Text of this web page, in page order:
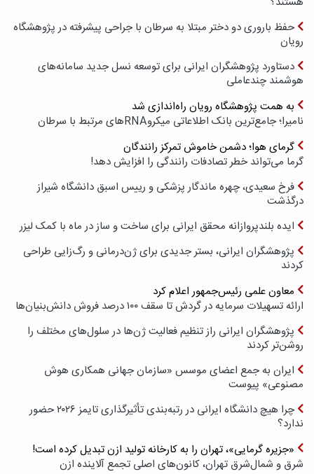
حفظ باروری دو دختر مبتلا به سرطان با جراحی پیشرفته در پژوهشگاه
رویان
دستاورد پژوهشگران ایرانی برای توسعه نسل جدید سامانه‌های
هوشمند چندعاملی
به همت پژوهشگاه رویان راه‌اندازی شد
نامیرا؛ جامع‌ترین بانک اطلاعاتی میکروRNAهای مرتبط با سرطان
گرمای هوا؛ دشمن خاموش تمرکز رانندگان
گرما می‌تواند خطر تصادفات رانندگی را افزایش دهد!
فرخ سعیدی، چهره ماندگار پزشکی و رییس اسبق دانشگاه شیراز
درگذشت
ایده بلندپروازانه محقق ایرانی برای ساخت و ساز در ماه با کمک لیزر
پژوهشگران ایرانی، بستر جدیدی برای ژن‌درمانی و رگ‌زایی طراحی
کردند
معاون علمی رئیس‌جمهور اعلام کرد
ارائه تسهیلات سرمایه در گردش تا سقف ۱۰۰ درصد فروش دانش‌بنیان‌ها
پژوهشگران ایرانی راز تنظیم فعالیت ژن‌ها در سلول‌های مختلف را
روشن‌تر کردند
ایران به جمع اعضای موسس «سازمان جهانی همکاری هوش
مصنوعی» پیوست
چرا هیچ دانشگاه ایرانی در رتبه‌بندی تأثیرگذاری تایمز ۲۰۲۶ حضور
ندارد؟
«جزیره گرمایی»، تهران را به کارخانه تولید ازن تبدیل کرده است!
شرق و شمال‌شرق تهران، کانون‌های اصلی تجمع آلاینده ازن